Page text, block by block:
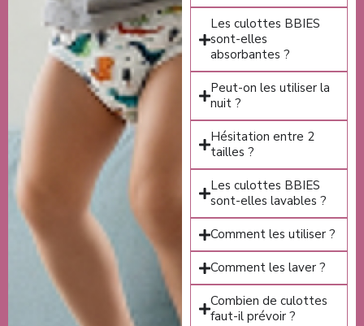
Les culottes BBIES
sont-elles
absorbantes ?
Peut-on les utiliser la
nuit ?
Hésitation entre 2
tailles ?
Les culottes BBIES
sont-elles lavables ?
Comment les utiliser ?
Comment les laver ?
Combien de culottes
faut-il prévoir ?